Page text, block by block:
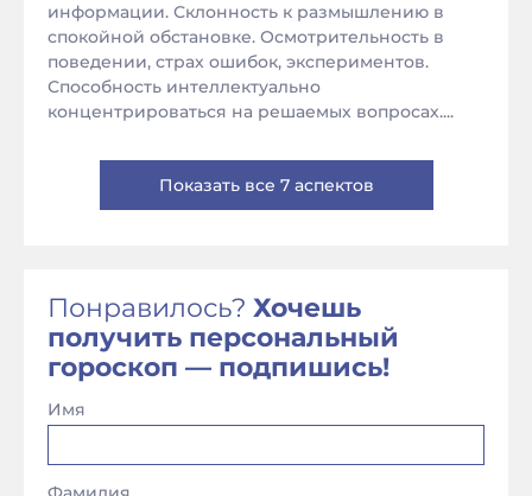
информации. Склонность к размышлению в
спокойной обстановке. Осмотрительность в
поведении, страх ошибок, экспериментов.
Способность интеллектуально
концентрироваться на решаемых вопросах....
Показать все 7 аспектов
Понравилось? Хочешь
получить персональный
гороскоп — подпишись!
Имя